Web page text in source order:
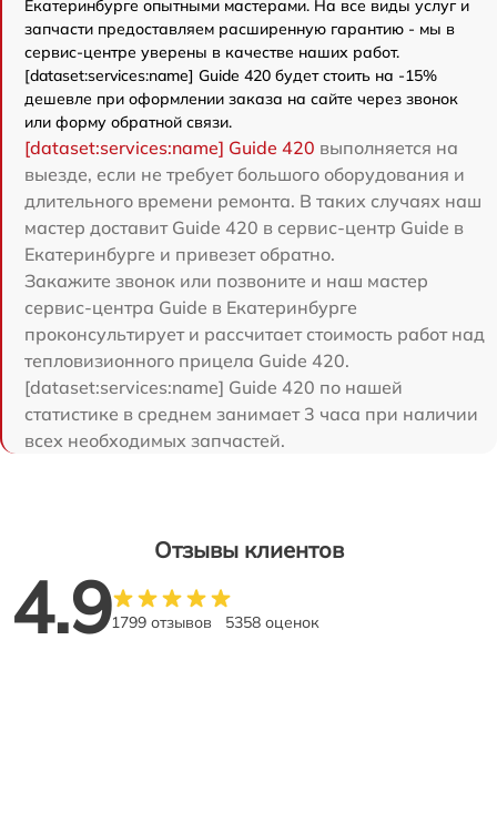
Екатеринбурге опытными мастерами. На все виды услуг и
запчасти предоставляем расширенную гарантию - мы в
сервис-центре уверены в качестве наших работ.
[dataset:services:name] Guide 420 будет стоить на -15%
дешевле при оформлении заказа на сайте через звонок
или форму обратной связи.
[dataset:services:name] Guide 420 выполняется на
выезде, если не требует большого оборудования и
длительного времени ремонта. В таких случаях наш
мастер доставит Guide 420 в сервис-центр Guide в
Екатеринбурге и привезет обратно.
Закажите звонок или позвоните и наш мастер
сервис-центра Guide в Екатеринбурге
проконсультирует и рассчитает стоимость работ над
тепловизионного прицела Guide 420.
[dataset:services:name] Guide 420 по нашей
статистике в среднем занимает 3 часа при наличии
всех необходимых запчастей.
Отзывы клиентов
4.91799 отзывов 5358 оценок